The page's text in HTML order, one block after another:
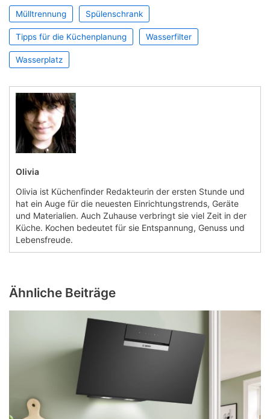
Mülltrennung Spülenschrank
Tipps für die Küchenplanung Wasserfilter
Wasserplatz
Olivia
Olivia ist Küchenfinder Redakteurin der ersten Stunde und
hat ein Auge für die neuesten Einrichtungstrends, Geräte
und Materialien. Auch Zuhause verbringt sie viel Zeit in der
Küche. Kochen bedeutet für sie Entspannung, Genuss und
Lebensfreude.
Ähnliche Beiträge